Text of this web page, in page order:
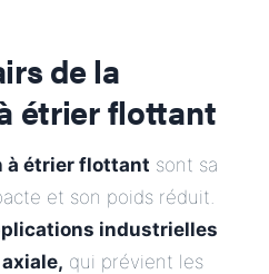
de la
étrier flottant
à étrier flottant sont sa
et son poids réduit.
industrielles
qui prévient les